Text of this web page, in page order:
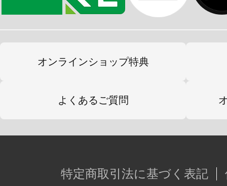
※本製品は再生産です。
※本製品はお客様ご自身で組み立て
オンラインショップ特典
よくあるご質問
特定商取引法に基づく表記